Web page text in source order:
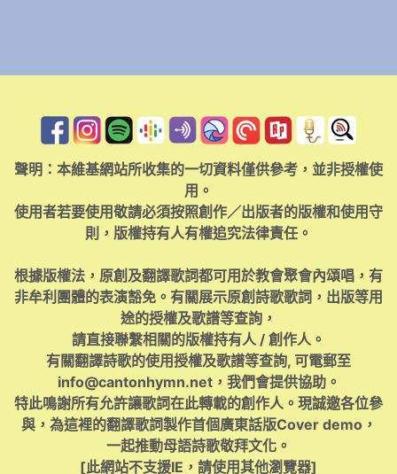
聲明：本維基網站所收集的一切資料僅供參考，並非授權使
用。
使用者若要使用敬請必須按照創作／出版者的版權和使用守
則，版權持有人有權追究法律責任。
根據版權法，原創及翻譯歌詞都可用於教會聚會內頌唱，有
非牟利團體的表演豁免。有關展示原創詩歌歌詞，出版等用
途的授權及歌譜等查詢，
請直接聯繫相關的版權持有人 / 創作人。
有關翻譯詩歌的使用授權及歌譜等查詢, 可電郵至
info@cantonhymn.net，我們會提供協助。
特此鳴謝所有允許讓歌詞在此轉載的創作人。現誠邀各位參
與，為這裡的翻譯歌詞製作首個廣東話版Cover demo，
一起推動母語詩歌敬拜文化。
[此網站不支援IE，請使用其他瀏覽器]